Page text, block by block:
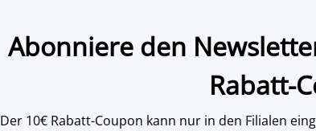
Abonniere den
Rabatt-
Der 10€ Rabatt-Coupon kann nur in den Filialen